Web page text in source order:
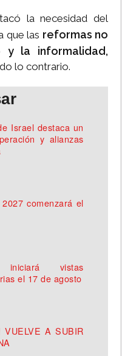
la necesidad del
que las reformas no
y la informalidad,
lo contrario.
Israel destaca un
y alianzas
comenzará el
iniciará vistas
el 17 de agosto
VUELVE A SUBIR